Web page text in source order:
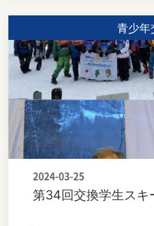
青少年
2024-03-25
第34回交換学生スキ